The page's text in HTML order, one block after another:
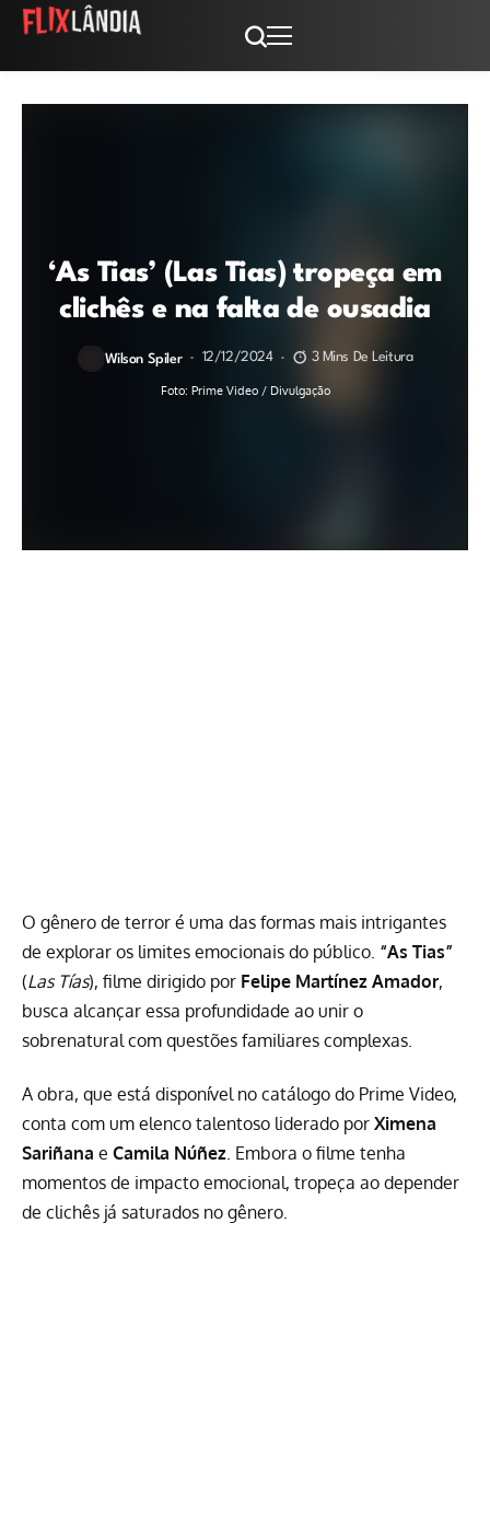
‘As Tias’ (Las Tias) tropeça em
clichês e na falta de ousadia
Wilson Spiler 12/12/2024 3 Mins De Leitura
Foto: Prime Video / Divulgação
O gênero de terror é uma das formas mais intrigantes
de explorar os limites emocionais do público. “As Tias”
(Las Tías), filme dirigido por Felipe Martínez Amador,
busca alcançar essa profundidade ao unir o
sobrenatural com questões familiares complexas.
A obra, que está disponível no catálogo do Prime Video,
conta com um elenco talentoso liderado por Ximena
Sariñana e Camila Núñez. Embora o filme tenha
momentos de impacto emocional, tropeça ao depender
de clichês já saturados no gênero.